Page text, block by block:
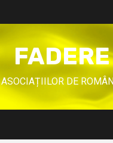
FADERE
DE